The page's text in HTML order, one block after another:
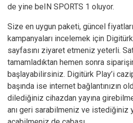
de yine beIN SPORTS 1 oluyor.
Size en uygun paketi, güncel
kampanyaları incelemek için
sayfasını ziyaret etmeniz yeterli.
tamamladıktan hemen sonra
başlayabilirsiniz. Digitürk Play’i
başında ise internet bağlantınızın
dilediğiniz cihazdan yayına
anı geri sarabilmeniz ve istediğiniz